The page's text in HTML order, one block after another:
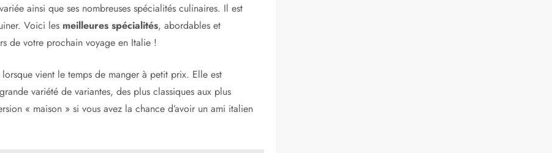
ainsi que ses nombreuses spécialités culinaires. Il est
Voici les meilleures spécialités, abordables et
de votre prochain voyage en Italie !
vient le temps de manger à petit prix. Elle est
variété de variantes, des plus classiques aux plus
« maison » si vous avez la chance d’avoir un ami italien